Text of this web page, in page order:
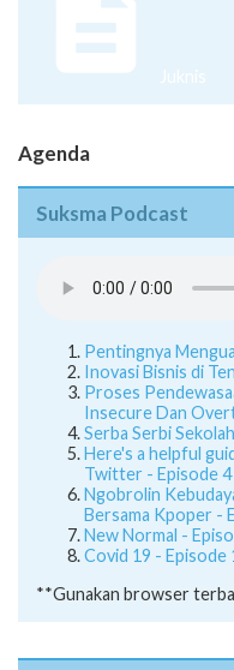
Juknis
Agenda
Suksma Podcast
Pentingnya
Inovasi Bisnis di
Proses
Insecure Dan
Serba Serbi
Here's a helpful
Twitter - Episode 4
Ngobrolin
Bersama Kpoper -
New Normal -
Covid 19 - Episode
**Gunakan browser